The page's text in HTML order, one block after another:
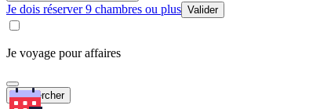
Je dois réserver 9 chambres ou plus Valider
Je voyage pour affaires
Rechercher